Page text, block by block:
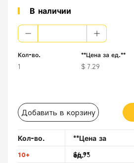
В наличии
Кол-во.
1
**Цена за ед.**
$ 7.29
Добавить в корзину
Кол-во.
**Цена за
ед.**
10+ $6.93